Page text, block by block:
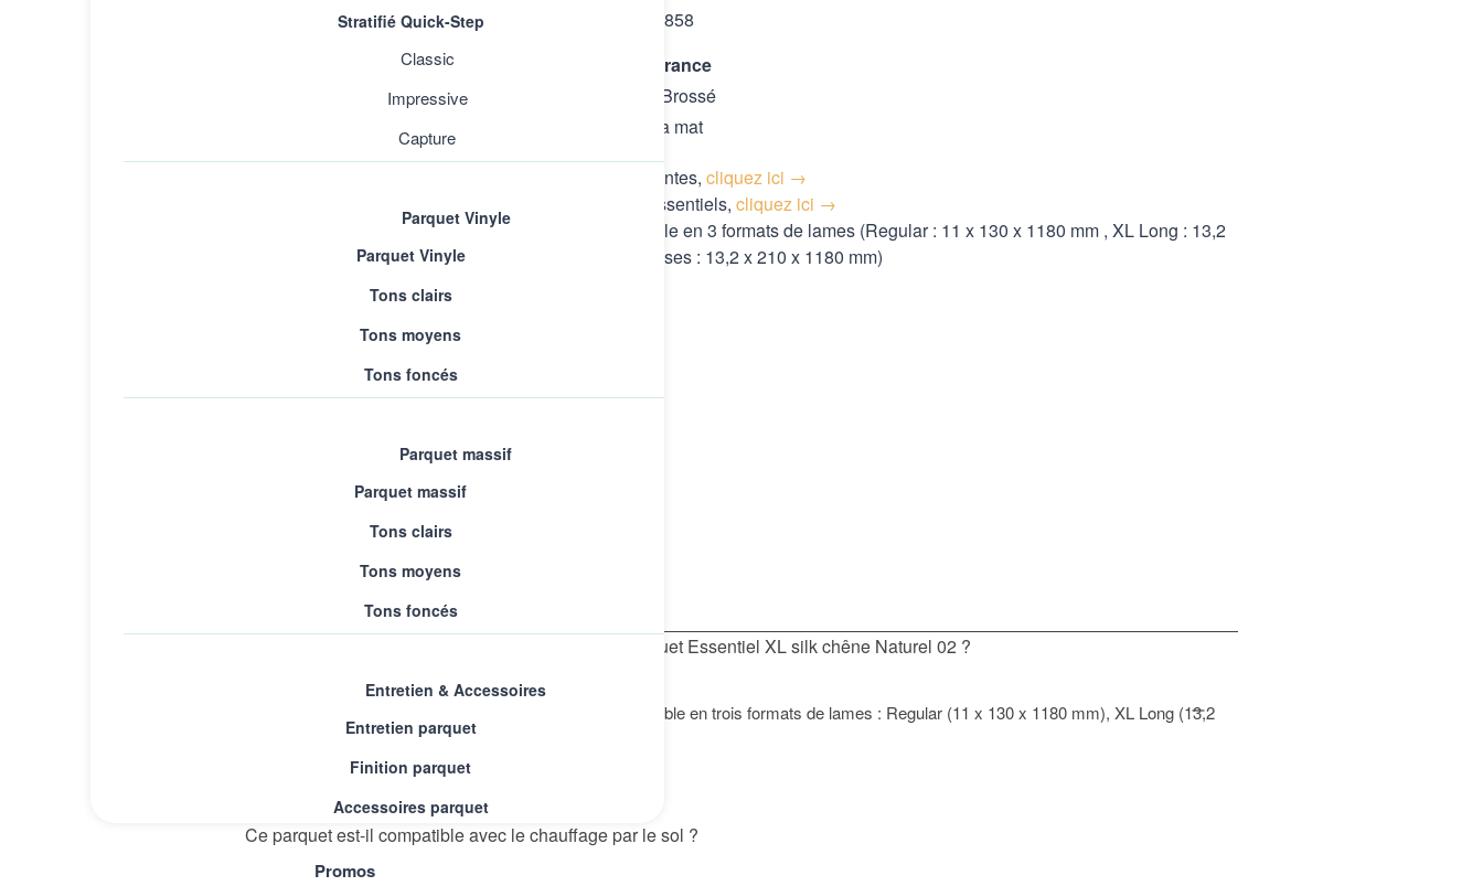
Stratifié Quick-Step
Classic
Impressive
Capture
Parquet Vinyle
Parquet Vinyle
Tons clairs
Tons moyens
Tons foncés
Parquet massif
Parquet massif
Tons clairs
Tons moyens
Tons foncés
Entretien & Accessoires
Entretien parquet
Finition parquet
Accessoires parquet
Promos
Essentiels XL | 61000858
made in France
Aspect de surface Brossé
Finition vernis extra mat
+ Disponible en 10 teintes, cliquez ici →
+ Choix de bois les essentiels, cliquez ici →
+ Egalement disponible en 3 formats de lames (Regular : 11 x 130 x 1180 mm , XL Long : 13,2
x 164 x 1980 mm, 3 frises : 13,2 x 210 x 1180 mm)
Document PDF : Instructions de pose
Questions fréquentes
Quelles sont les dimensions disponibles pour le parquet Essentiel XL silk chêne Naturel 02 ?
Le parquet Essentiel XL silk chêne Naturel 02 est disponible en trois formats de lames : Regular (11 x 130 x 1180 mm), XL Long (13,2
x 164 x 1980 mm) et 3 frises (13,2 x 210 x 1180 mm).
Ce parquet est-il compatible avec le chauffage par le sol ?